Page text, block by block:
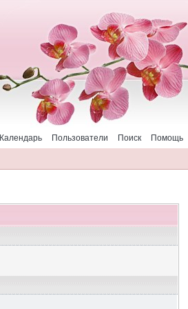
Помощь
Поиск
Пользователи
Календарь